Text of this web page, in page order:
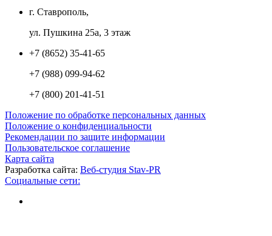
г. Ставрополь,
ул. Пушкина 25а, 3 этаж
+7 (8652) 35-41-65
+7 (988) 099-94-62
+7 (800) 201-41-51
Положение по обработке персональных данных
Положение о конфиденциальности
Рекомендации по защите информации
Пользовательское соглашение
Карта сайта
Разработка сайта: Веб-студия Stav-PR
Социальные сети: